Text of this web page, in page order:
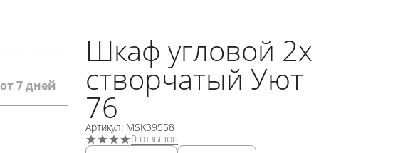
7 дней
Шкаф угловой 2х
створчатый Уют
76
Артикул: MSK39558
0 отзывов